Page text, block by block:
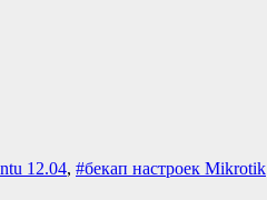
12.04, #бекап настроек Mikrotik